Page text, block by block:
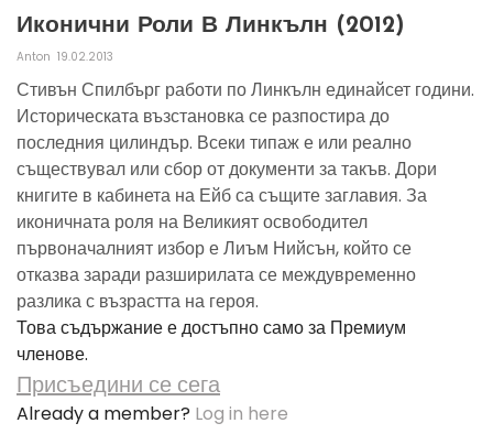
Иконични Роли В Линкълн (2012)
Anton 19.02.2013
Стивън Спилбърг работи по Линкълн единайсет години.
Историческата възстановка се разпостира до
последния цилиндър. Всеки типаж е или реално
съществувал или сбор от документи за такъв. Дори
книгите в кабинета на Ейб са същите заглавия. За
иконичната роля на Великият освободител
първоначалният избор е Лиъм Нийсън, който се
отказва заради разширилата се междувременно
разлика с възрастта на героя.
Това съдържание е достъпно само за Премиум
членове.
Присъедини се сега
Already a member? Log in here